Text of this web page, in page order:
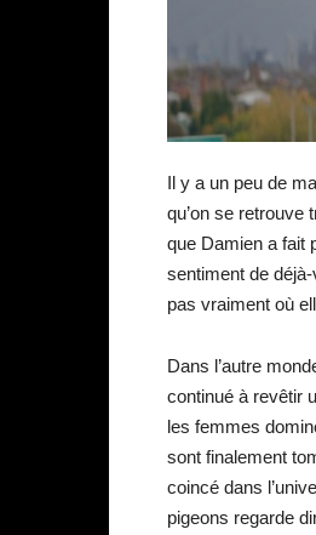
Il y a un peu de
qu’on se retrouve
que Damien a fait
sentiment de
pas vraiment où
Dans l’autre
continué à revêtir
les femmes
sont finalement
coincé dans
pigeons regarde